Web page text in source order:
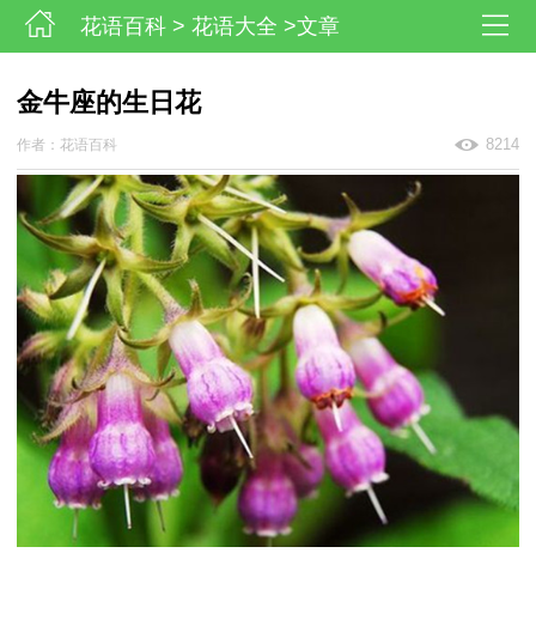
花语百科 >花语大全 >文章
金牛座的生日花
作者：花语百科 8214